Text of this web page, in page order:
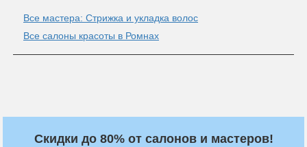
Все мастера: Стрижка и укладка волос
Все салоны красоты в Ромнах
Скидки до 80% от салонов и мастеров!